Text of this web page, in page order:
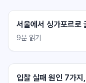
서울에서 싱가포르로
9분 읽기
입찰 실패 원인 7가